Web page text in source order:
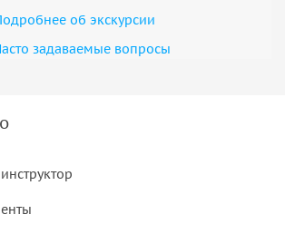
об экскурсии
задаваемые вопросы